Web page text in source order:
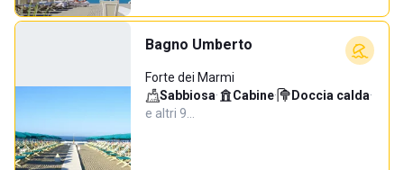
Bagno Umberto
Forte dei Marmi
Sabbiosa· Cabine· Doccia calda·
e altri 9…